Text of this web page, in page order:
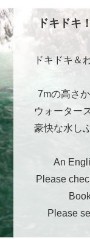
ドキドキ
ドキドキ＆
7mの高さ
ウォーター
豪快な水し
An
Please
Please